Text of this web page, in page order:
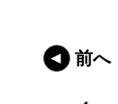
前へ